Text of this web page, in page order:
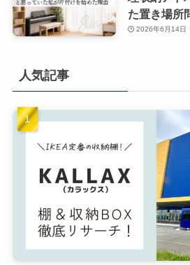
た置き場所
2026年6月14日
人気記事